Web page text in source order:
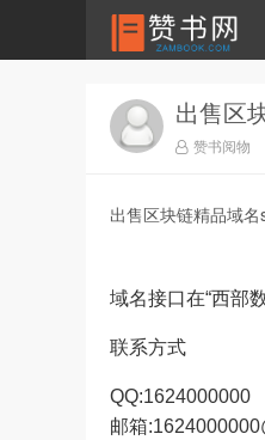
出售区
赞书阅物
出售区块链精品域
域名接口在“西部
联系方式
QQ:1624000000
邮箱